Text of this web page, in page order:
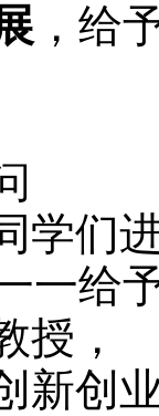
，给
学们
一给
授，
新创